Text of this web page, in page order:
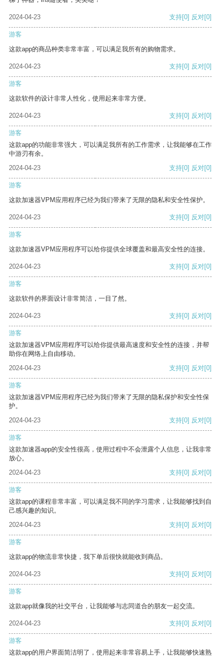
2024-04-23 支持[0] 反对[0]
游客
这款app的商品种类非常丰富，可以满足我所有的购物需求。
2024-04-23 支持[0] 反对[0]
游客
这款软件的设计非常人性化，使用起来非常方便。
2024-04-23 支持[0] 反对[0]
游客
这款app的功能非常强大，可以满足我所有的工作需求，让我能够在工作
中游刃有余。
2024-04-23
支持[0] 反对[0]
游客
这款加速器VPM应用程序已经为我们带来了无限的隐私和安全性保护。
2024-04-23 支持[0] 反对[0]
游客
这款加速器VPM应用程序可以给你提供全球覆盖和最高安全性的连接。
2024-04-23 支持[0] 反对[0]
游客
这款软件的界面设计非常简洁，一目了然。
2024-04-23 支持[0] 反对[0]
游客
这款加速器VPM应用程序可以给你提供最高速度和安全性的连接，并帮
助你在网络上自由移动。
2024-04-23
支持[0] 反对[0]
游客
这款加速器VPM应用程序已经为我们带来了无限的隐私保护和安全性保
护。
2024-04-23
支持[0] 反对[0]
游客
这款加速器app的安全性很高，使用过程中不会泄露个人信息，让我非常
放心。
2024-04-23
支持[0] 反对[0]
游客
这款app的课程非常丰富，可以满足我不同的学习需求，让我能够找到自
己感兴趣的知识。
2024-04-23
支持[0] 反对[0]
游客
这款app的物流非常快捷，我下单后很快就能收到商品。
2024-04-23 支持[0] 反对[0]
游客
这款app就像我的社交平台，让我能够与志同道合的朋友一起交流。
2024-04-23 支持[0] 反对[0]
游客
这款app的用户界面简洁明了，使用起来非常容易上手，让我能够快速熟